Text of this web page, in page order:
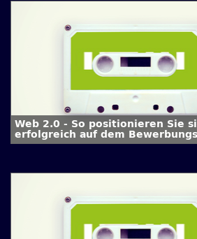
Web 2.0 - So positionieren Sie sich
erfolgreich auf dem